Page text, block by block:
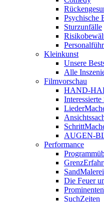
Psychische
Sturzunfälle
Kleinkunst
Unsere
Alle
Filmvorschau
HAND-
AUGEN-
Performance
Die Feuer
SuchZeiten